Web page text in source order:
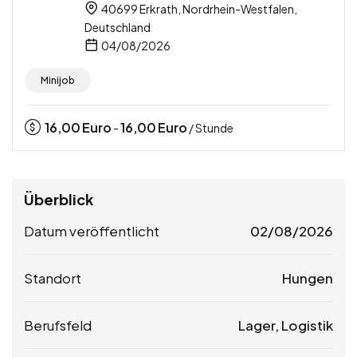
40699 Erkrath, Nordrhein-Westfalen,
Deutschland
04/08/2026
Minijob
16,00Euro -16,00Euro / Stunde
Überblick
Datum veröffentlicht 02/08/2026
Standort Hungen
Berufsfeld Lager, Logistik